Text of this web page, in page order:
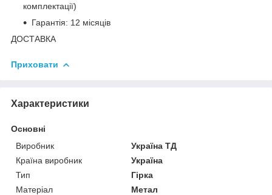
комплектації)
Гарантія: 12 місяців
ДОСТАВКА
Приховати
Характеристики
Основні
Виробник
Україна ТД
Країна виробник
Україна
Тип
Гірка
Матеріал
Метал